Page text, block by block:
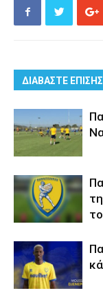
ΔΙΑΒΑΣΤΕ ΕΠΙΣΗΣ